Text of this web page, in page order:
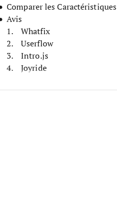
Comparer les Caractéristiques
Avis
Whatfix
Userflow
Intro.js
Joyride
Bootstrap Tour